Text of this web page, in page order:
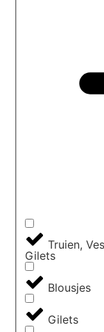
Truien,
Gilets
Blousjes
Gilets